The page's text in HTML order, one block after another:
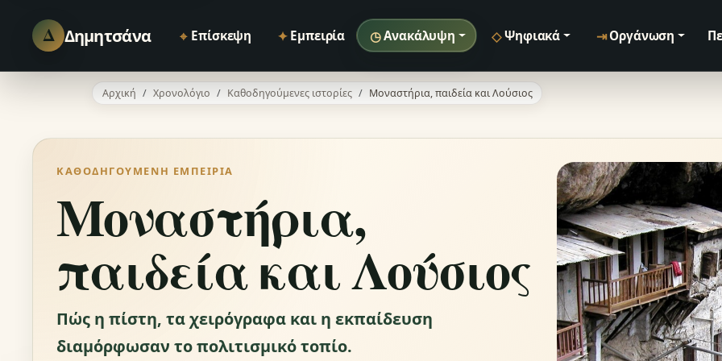
Δ Δημητσάνα ⌖ Επίσκεψη ✦ Εμπειρία ◷Ανακάλυψη ◇ Ψηφιακά ⇥ Οργάνωση
Αρχική Χρονολόγιο Καθοδηγούμενες ιστορίες Μοναστήρια, παιδεία και Λούσιος
ΚΑΘΟΔΗΓΟΎΜΕΝΗ ΕΜΠΕΙΡΊΑ
Μοναστήρια,
παιδεία και Λούσιος
Πώς η πίστη, τα χειρόγραφα και η εκπαίδευση
διαμόρφωσαν το πολιτισμικό τοπίο.